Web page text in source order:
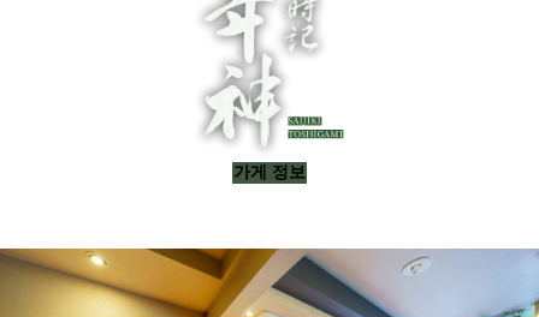
가게 정보
홈
가게의 고집
코스 요리
음료
가게 정보
English
日本語 简体中文
문의처
075-741-6126